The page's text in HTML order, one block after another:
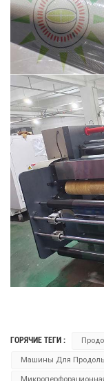
ГОРЯЧИЕ ТЕГИ :
Машины Для